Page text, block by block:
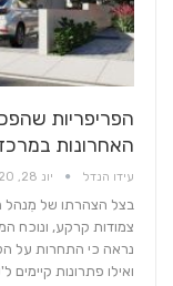
הפריפריות
האחרונות במרכז
עידו הנדל יונ 28, 2020
בצל הצהרתו של מִנהל
צמודות קרקע, ונוכח
נראה כי התחרות על
ואילו פתרונות